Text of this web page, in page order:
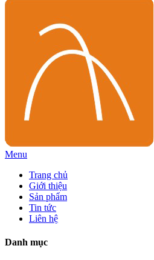
Menu
Trang chủ
Giới thiệu
Sản phẩm
Tin tức
Liên hệ
Danh mục